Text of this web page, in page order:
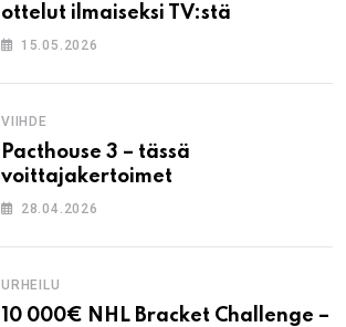
ottelut ilmaiseksi TV:stä
15.05.2026
VIIHDE
Pacthouse 3 – tässä
voittajakertoimet
28.04.2026
URHEILU
10 000€ NHL Bracket Challenge –